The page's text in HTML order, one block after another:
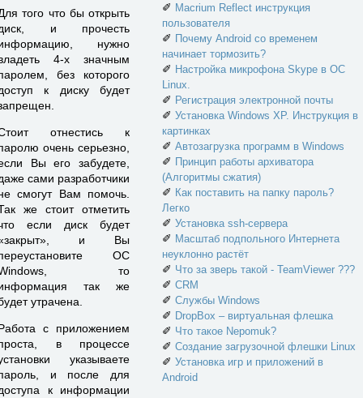
того что бы открыть
и прочесть
нужно
4-х значным
без которого
к диску будет
отнестись к
очень серьезно,
Вы его забудете,
сами разработчики
смогут Вам помочь.
же стоит отметить
если диск будет
и Вы
ОС
то
так же
утрачена.
с приложением
в процессе
указываете
и после для
к информации
✐ Macrium Reflect инструкция
пользователя
✐ Почему Android со временем
начинает тормозить?
✐ Настройка микрофона Skype в ОС
Linux.
✐ Регистрация электронной почты
✐ Установка Windows XP. Инструкция в
картинках
✐ Автозагрузка программ в Windows
✐ Принцип работы архиватора
(Алгоритмы сжатия)
✐ Как поставить на папку пароль?
Легко
✐ Установка ssh-сервера
✐ Масштаб подпольного Интернета
неуклонно растёт
✐ Что за зверь такой - TeamViewer ???
✐ CRM
✐ Службы Windows
✐ DropBox – виртуальная флешка
✐ Что такое Nepomuk?
✐ Создание загрузочной флешки Linux
✐ Установка игр и приложений в
Android